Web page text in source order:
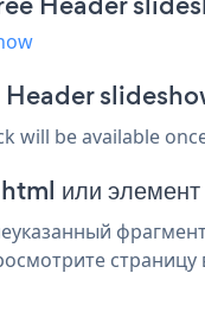
Header
will be available
или